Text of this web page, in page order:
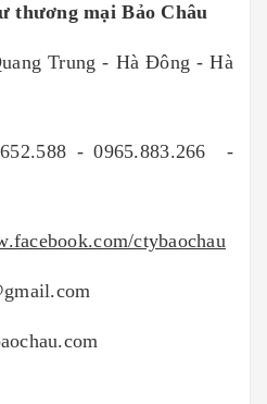
thương mại Bảo Châu
Trung - Hà Đông - Hà
- 0965.883.266 -
ctybaochau